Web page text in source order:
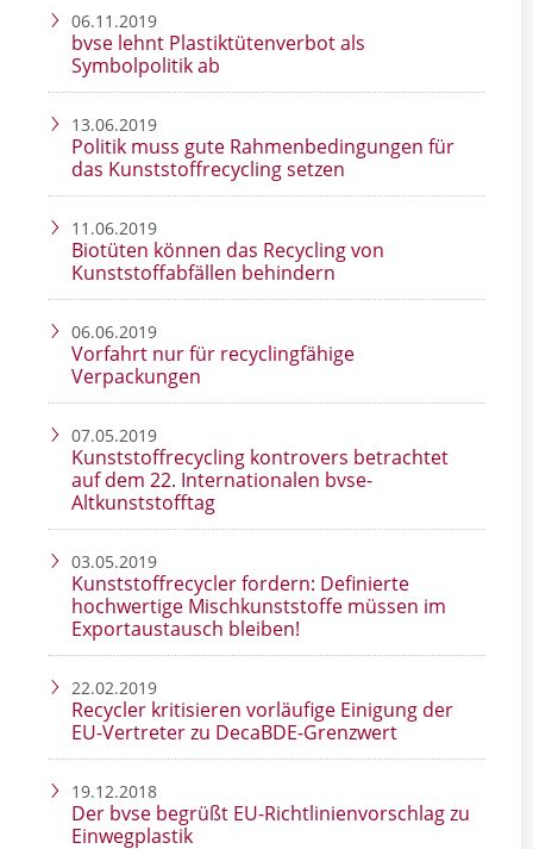
06.11.2019
bvse lehnt Plastiktütenverbot als
Symbolpolitik ab
13.06.2019
Politik muss gute Rahmenbedingungen für
das Kunststoffrecycling setzen
11.06.2019
Biotüten können das Recycling von
Kunststoffabfällen behindern
06.06.2019
Vorfahrt nur für recyclingfähige
Verpackungen
07.05.2019
Kunststoffrecycling kontrovers betrachtet
auf dem 22. Internationalen bvse-
Altkunststofftag
03.05.2019
Kunststoffrecycler fordern: Definierte
hochwertige Mischkunststoffe müssen im
Exportaustausch bleiben!
22.02.2019
Recycler kritisieren vorläufige Einigung der
EU-Vertreter zu DecaBDE-Grenzwert
19.12.2018
Der bvse begrüßt EU-Richtlinienvorschlag zu
Einwegplastik